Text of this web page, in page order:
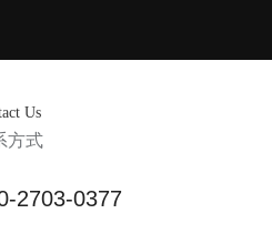
Us
方式
2703-0377